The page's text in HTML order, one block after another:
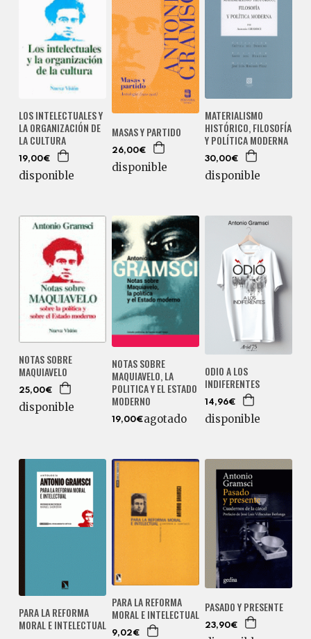
LOS INTELECTUALES Y
LA ORGANIZACIÓN DE
LA CULTURA
19,00€
disponible
MASAS Y PARTIDO
26,00€
disponible
MATERIALISMO
HISTÓRICO, FILOSOFÍA
Y POLÍTICA MODERNA
30,00€
disponible
NOTAS SOBRE
MAQUIAVELO
25,00€
disponible
NOTAS SOBRE
MAQUIAVELO, LA
POLITICA Y EL ESTADO
MODERNO
19,00€agotado
ODIO A LOS
INDIFERENTES
14,96€
disponible
PARA LA REFORMA
MORAL E INTELECTUAL
PARA LA REFORMA
MORAL E INTELECTUAL
9,02€
PASADO Y PRESENTE
23,90€